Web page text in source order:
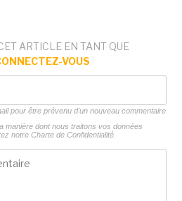
ARTICLE EN TANT QUE
VOUS
pour être prévenu d'un nouveau commentaire
manière dont nous traitons vos données
notre Charte de Confidentialité.